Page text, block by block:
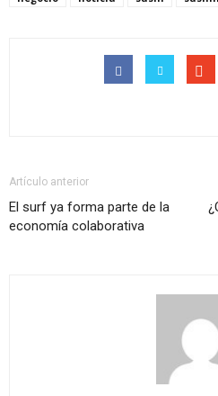
Artículo anterior
El surf ya forma parte de la
economía colaborativa